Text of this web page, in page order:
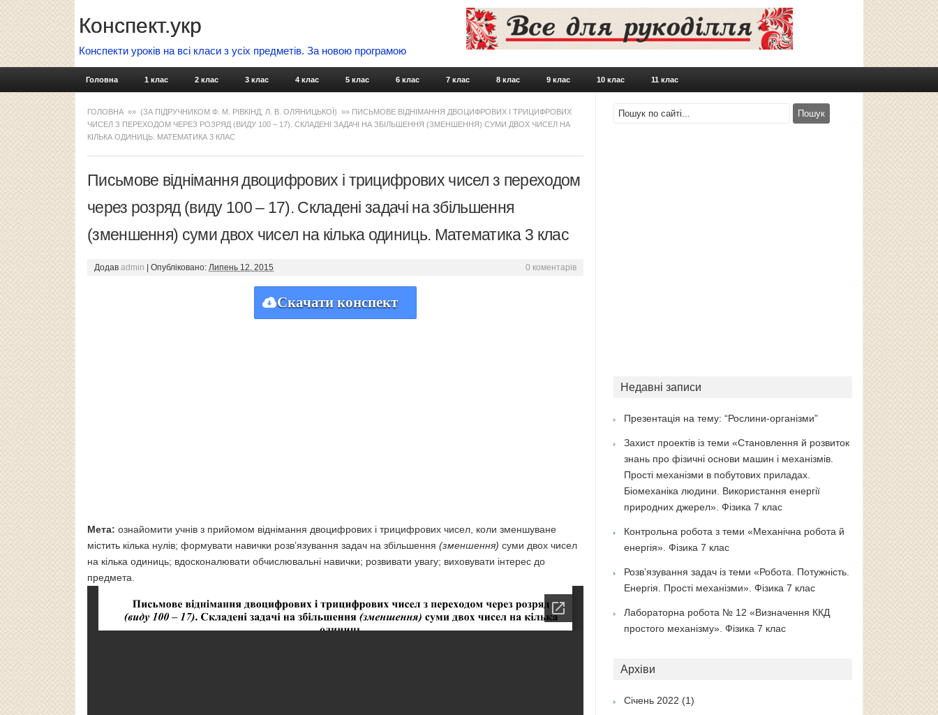
Конспект.укр
Конспекти уроків на всі класи з усіх предметів. За новою програмою
Skip to content
Головна 1 клас 2 клас 3 клас 4 клас 5 клас 6 клас 7 клас 8 клас 9 клас 10 клас 11 клас
ГОЛОВНА »» (ЗА ПІДРУЧНИКОМ Ф. М. РІВКІНД, Л. В. ОЛЯНИЦЬКОЇ) »» ПИСЬМОВЕ ВІДНІМАННЯ ДВОЦИФРОВИХ І ТРИЦИФРОВИХ
ЧИСЕЛ З ПЕРЕХОДОМ ЧЕРЕЗ РОЗРЯД (ВИДУ 100 – 17). СКЛАДЕНІ ЗАДАЧІ НА ЗБІЛЬШЕННЯ (ЗМЕНШЕННЯ) СУМИ ДВОХ ЧИСЕЛ НА
КІЛЬКА ОДИНИЦЬ. МАТЕМАТИКА 3 КЛАС
Письмове віднімання двоцифрових і трицифрових чисел з переходом
через розряд (виду 100 – 17). Складені задачі на збільшення
(зменшення) суми двох чисел на кілька одиниць. Математика 3 клас
Додав admin Опубліковано: Липень 12, 2015 0 коментарів
Скачати конспект
Мета: ознайомити учнів з прийомом віднімання двоцифрових і трицифрових чисел, коли зменшуване
містить кілька нулів; формувати навички розв’язування задач на збільшення (зменшення) суми двох чисел
на кілька одиниць; вдосконалювати обчислювальні навички; розвивати увагу; виховувати інтерес до
предмета.
Недавні записи
Презентація на тему: “Рослини-організми”
Захист проектів із теми «Становлення й розвиток
знань про фізичні основи машин і механізмів.
Прості механізми в побутових приладах.
Біомеханіка людини. Використання енергії
природних джерел». Фізика 7 клас
Контрольна робота з теми «Механічна робота й
енергія». Фізика 7 клас
Розв’язування задач із теми «Робота. Потужність.
Енергія. Прості механізми». Фізика 7 клас
Лабораторна робота № 12 «Визначення ККД
простого механізму». Фізика 7 клас
Архіви
Січень 2022 (1)